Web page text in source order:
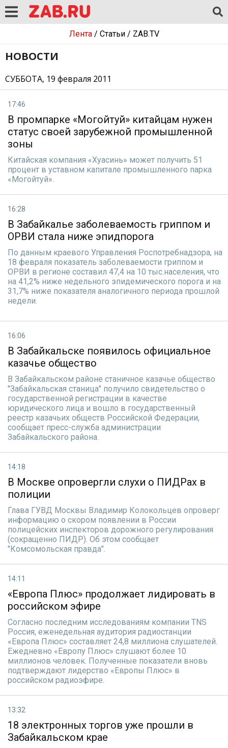
Лента/ Статьи/ ZAB.TV
НОВОСТИ
СУББОТА, 19 февраля 2011
17:46
В промпарке «Могойтуй» китайцам нужен
статус своей зарубежной промышленной
зоны
Китайская компания «Хуасинь» может получить 51
процент в уставном капитале промышленного парка
«Могойтуй».
16:28
В Забайкалье заболеваемость гриппом и
ОРВИ стала ниже эпидпорога
По данным краевого Управления Роспотребнадзора, на
18 февраля показатель заболеваемости гриппом и
ОРВИ в регионе составил 47,4 на 10 тыс.населения, что
на 41,2% ниже недельного эпидемического порога и на
31,7% ниже показателя аналогичного периода прошлой
недели.
16:06
В Забайкальске появилось официальное
казачье общество
В Забайкальском районе станичное казачье общество
"Забайкальская станица" получило свидетельство о
государственной регистрации в качестве
юридического лица и вошло в государственный
реестр казачьих обществ Российской Федерации,
сообщает пресс-служба администрации
Забайкальского района.
14:18
В Москве опровергли слухи о ПИДРах в
полиции
Глава ГУВД Москвы Владимир Колокольцев опроверг
информацию о скором появлении в России
полицейских инспекторов дорожного регулирования
(сокращенно ПИДР). Об этом сообщает
"Комсомольская правда".
14:11
«Европа Плюс» продолжает лидировать в
российском эфире
Согласно последним исследованиям компании TNS
Россия, еженедельная аудитория радиостанции
«Европа Плюс» составляет 24,8 миллиона слушателей.
Ежедневно «Европу Плюс» слушают более 10
миллионов человек. Полученные показатели вновь
подтверждают лидерство «Европы Плюс» в
российском радиоэфире.
13:32
18 электронных торгов уже прошли в
Забайкальском крае